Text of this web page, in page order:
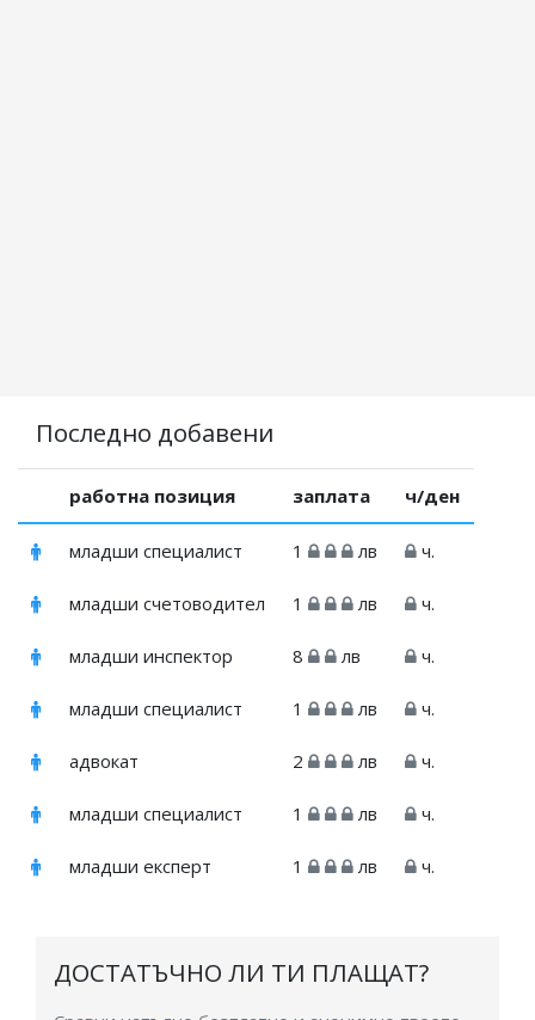
Последно добавени
работна позиция заплата ч/ден
младши специалист 1 лв ч.
младши счетоводител 1 лв ч.
младши инспектор 8 лв ч.
младши специалист 1 лв ч.
адвокат 2 лв ч.
младши специалист 1 лв ч.
младши експерт 1 лв ч.
ДОСТАТЪЧНО ЛИ ТИ ПЛАЩАТ?